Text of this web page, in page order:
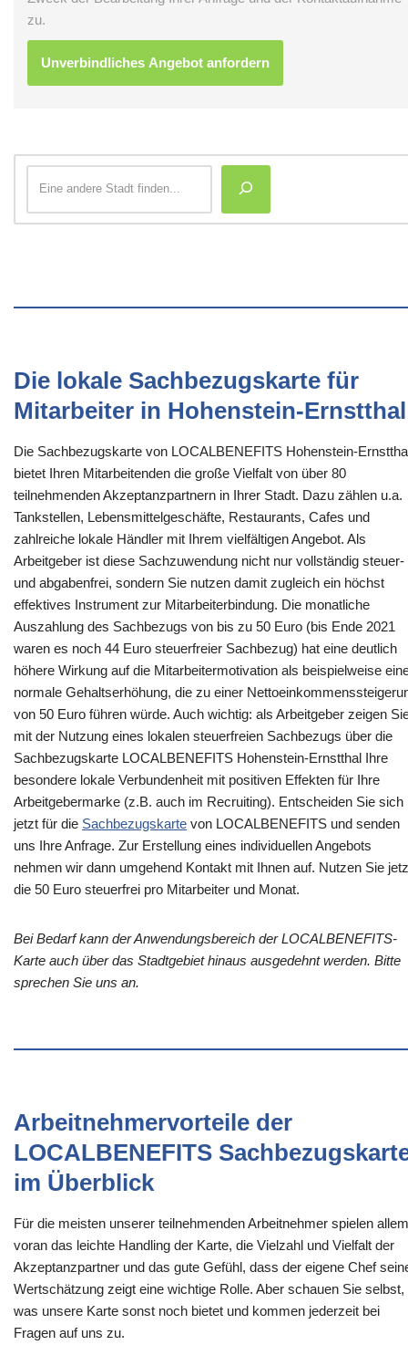
zu.
Die lokale Sachbezugskarte für
Mitarbeiter in Hohenstein-Ernstthal
Die Sachbezugskarte von LOCALBENEFITS Hohenstein-
bietet Ihren Mitarbeitenden die große Vielfalt von über 80
teilnehmenden Akzeptanzpartnern in Ihrer Stadt. Dazu zählen u.a.
Tankstellen, Lebensmittelgeschäfte, Restaurants, Cafes und
zahlreiche lokale Händler mit Ihrem vielfältigen Angebot. Als
Arbeitgeber ist diese Sachzuwendung nicht nur vollständig steuer-
und abgabenfrei, sondern Sie nutzen damit zugleich ein höchst
effektives Instrument zur Mitarbeiterbindung. Die monatliche
Auszahlung des Sachbezugs von bis zu 50 Euro (bis Ende 2021
waren es noch 44 Euro steuerfreier Sachbezug) hat eine deutlich
höhere Wirkung auf die Mitarbeitermotivation als beispielweise
normale Gehaltserhöhung, die zu einer
von 50 Euro führen würde. Auch wichtig: als Arbeitgeber zeigen
mit der Nutzung eines lokalen steuerfreien Sachbezugs über die
Sachbezugskarte LOCALBENEFITS Hohenstein-Ernstthal Ihre
besondere lokale Verbundenheit mit positiven Effekten für Ihre
Arbeitgebermarke (z.B. auch im Recruiting). Entscheiden Sie sich
jetzt für die Sachbezugskarte von LOCALBENEFITS und senden
uns Ihre Anfrage. Zur Erstellung eines individuellen Angebots
nehmen wir dann umgehend Kontakt mit Ihnen auf. Nutzen Sie
die 50 Euro steuerfrei pro Mitarbeiter und Monat.
Bei Bedarf kann der Anwendungsbereich der LOCALBENEFITS-
Karte auch über das Stadtgebiet hinaus ausgedehnt werden. Bitte
sprechen Sie uns an.
Arbeitnehmervorteile der
LOCALBENEFITS
im Überblick
Für die meisten unserer teilnehmenden Arbeitnehmer spielen allem
voran das leichte Handling der Karte, die Vielzahl und Vielfalt der
Akzeptanzpartner und das gute Gefühl, dass der eigene Chef
Wertschätzung zeigt eine wichtige Rolle. Aber schauen Sie selbst,
was unsere Karte sonst noch bietet und kommen jederzeit bei
Fragen auf uns zu.